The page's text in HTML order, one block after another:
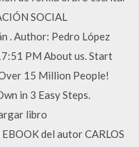
SOCIAL
. Author: Pedro López
PM About us. Start
15 Million People!
in 3 Easy Steps.
libro
del autor CARLOS